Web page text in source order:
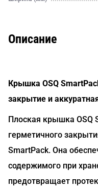
Описание
Крышка OSQ
закрытие и
Плоская крышка OSQ
герметичного
SmartPack. Она
содержимого при
предотвращает